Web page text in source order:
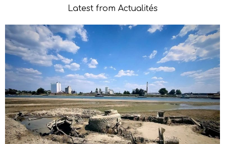
Latest from Actualités